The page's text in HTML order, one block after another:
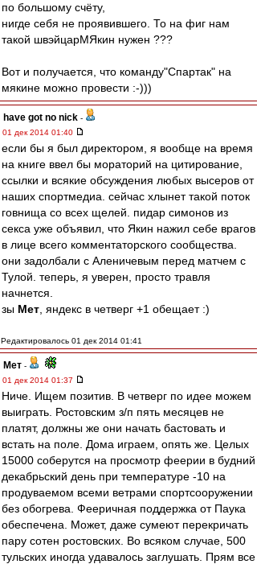
по большому счёту,
нигде себя не проявившего. То на фиг нам
такой швэйцарМЯкин нужен ???
Вот и получается, что команду"Спартак" на
мякине можно провести :-)))
have got no nick -
01 дек 2014 01:40
если бы я был директором, я вообще на время
на книге ввел бы мораторий на цитирование,
ссылки и всякие обсуждения любых высеров от
наших спортмедиа. сейчас хлынет такой поток
говнища со всех щелей. пидар симонов из
секса уже объявил, что Якин нажил себе врагов
в лице всего комментаторского сообщества.
они задолбали с Аленичевым перед матчем с
Тулой. теперь, я уверен, просто травля
начнется.
зы Мет , яндекс в четверг +1 обещает :)
Редактировалось 01 дек 2014 01:41
Мет -
01 дек 2014 01:37
Ниче. Ищем позитив. В четверг по идее можем
выиграть. Ростовским з/п пять месяцев не
платят, должны же они начать бастовать и
встать на поле. Дома играем, опять же. Целых
15000 соберутся на просмотр феерии в будний
декабрьский день при температуре -10 на
продуваемом всеми ветрами спортсооружении
без обогрева. Фееричная поддержка от Паука
обеспечена. Может, даже сумеют перекричать
пару сотен ростовских. Во всяком случае, 500
тульских иногда удавалось заглушать. Прям все